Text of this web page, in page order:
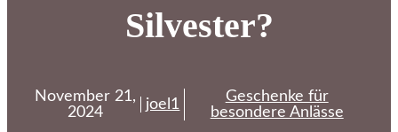
Silvester?
November 21,
2024
joel1
Geschenke für
besondere Anlässe